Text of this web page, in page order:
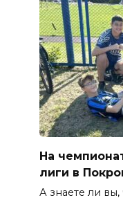
На
лиги в
А знаете ли вы,